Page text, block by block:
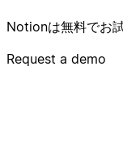
Notionは無料でお
Request a demo